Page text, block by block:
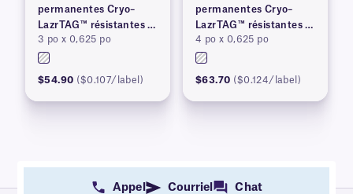
permanentes Cryo–
LazrTAG™ résistantes à
la cryogénie et à
l'autoclave
3 po x 0,625 po
$54.90 ($0.107/label)
permanentes Cryo–
LazrTAG™ résistantes à
la cryogénie et à
l'autoclave
4 po x 0,625 po
$63.70 ($0.124/label)
Appel Courriel Chat